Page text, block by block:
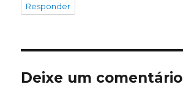
Responder
Deixe um comentário